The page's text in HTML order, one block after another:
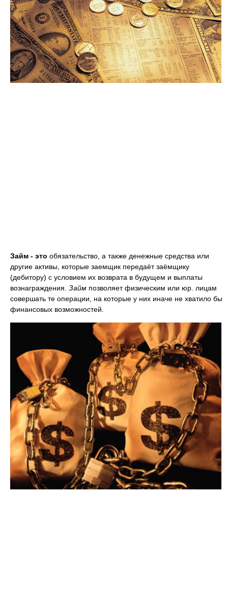
Займ - это обязательство, а также денежные средства или
другие активы, которые заемщик передаёт заёмщику
(дебитору) с условием их возврата в будущем и выплаты
вознаграждения. Займ позволяет физическим или юр. лицам
совершать те операции, на которые у них иначе не хватило бы
финансовых возможностей.